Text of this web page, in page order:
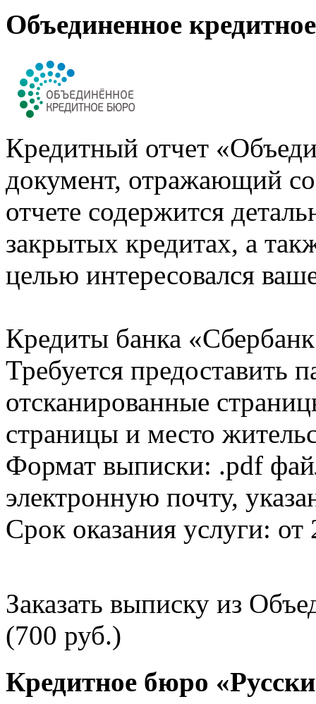
Объединенное
Кредитный отчет
документ, отражающий
отчете содержится
закрытых кредитах, а
целью интересовался
Кредиты банка
Требуется предоставить
отсканированные
страницы и место
Формат выписки: .pdf
электронную почту,
Срок оказания услуги: от
Заказать выписку из
(700 руб.)
Кредитное бюро